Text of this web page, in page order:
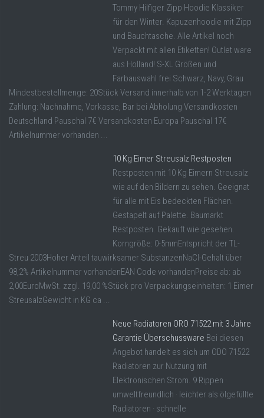
Tommy Hilfiger Zipp Hoodie Klassiker
für den Winter. Kapuzenhoodie mit Zipp
und Bauchtasche. Alle Artikel noch
Verpackt mit allen Etiketten! Outlet ware
aus Holland! S-XL Größen und
Farbauswahl frei Schwarz, Navy, Grau
Mindestbestellmenge: 20Stück Versand innerhalb von 1-2 Werktagen
Zahlung: Nachnahme, Vorkasse, Bar bei Abholung Versandkosten
Deutschland Pauschal 7€ Versandkosten Europa Pauschal 17€
Artikelnummer vorhanden ...
10 Kg Eimer Streusalz Restposten
Restposten mit 10 Kg Eimern Streusalz
wie auf den Bildern zu sehen. Geeignat
für alle mit Eis bedeckten Flächen.
Gestapelt auf Palette. Baumarkt
Restposten. Gekauft wie gesehen.
Korngröße: 0-5mmEntspricht der TL-
Streu 2003Hoher Anteil tauwirksamer SubstanzenNaCl-Gehalt über
98,2% Artikelnummer vorhandenEAN Code vorhandenPreise ab: ab
2,00EuroMwSt. zzgl. 19,00 %Stück pro Verpackungseinheiten: 1 Eimer
StreusalzGewicht in KG ca ...
Neue Radiatoren ORO 71522 mit 3 Jahre
Garantie Überschussware Bei diesen
Angebot handelt es sich um ODO 71522
Radiatoren zur Nutzung mit
Elektronischen Strom. 9 Rippen ·
umweltfreundlich · leichter als ölgefüllte
Radiatoren · schnelle